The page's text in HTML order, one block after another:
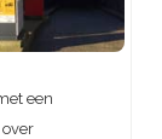
een